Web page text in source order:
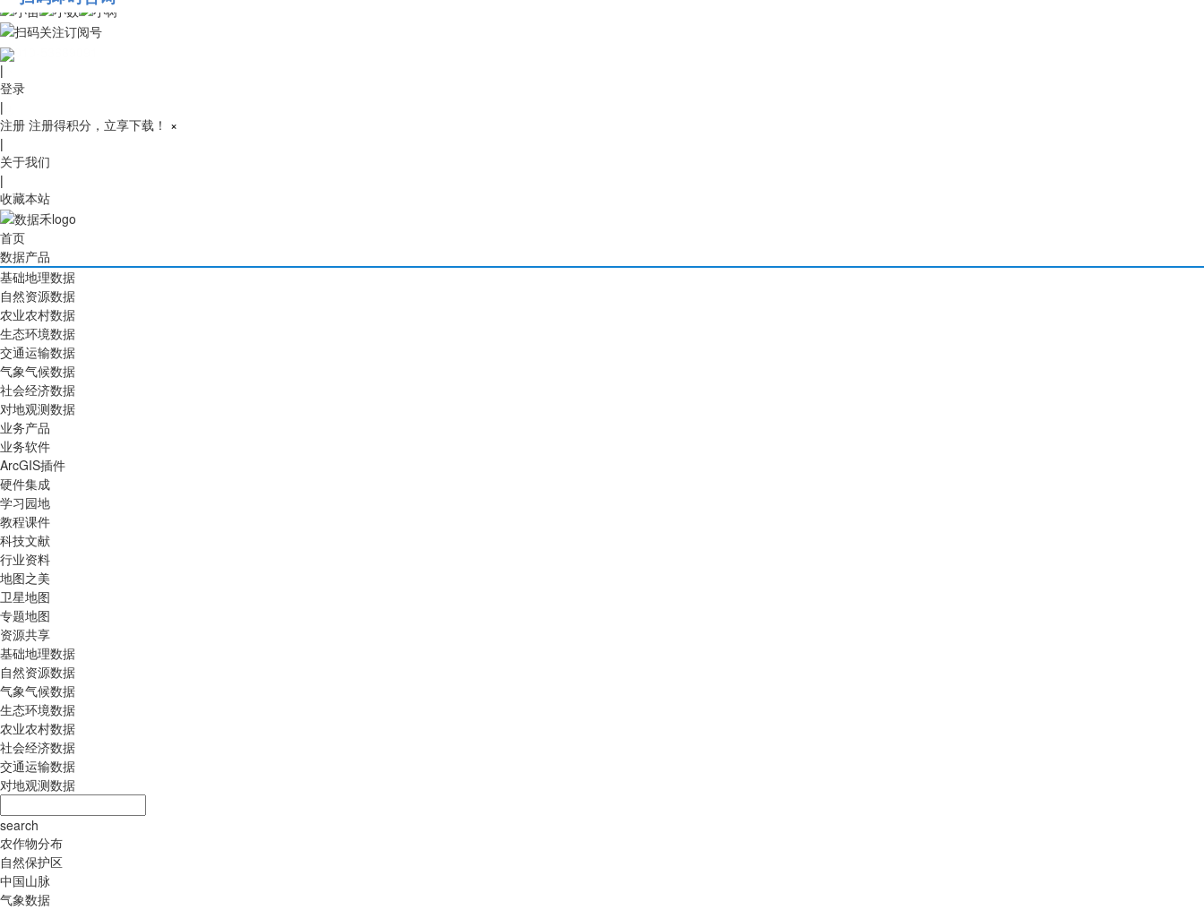
010-53689091
|
登录
|
注册 注册得积分，立享下载！ ×
|
关于我们
|
收藏本站
首页
数据产品
基础地理数据
自然资源数据
农业农村数据
生态环境数据
交通运输数据
气象气候数据
社会经济数据
对地观测数据
业务产品
业务软件
ArcGIS插件
硬件集成
学习园地
教程课件
科技文献
行业资料
地图之美
卫星地图
专题地图
资源共享
基础地理数据
自然资源数据
气象气候数据
生态环境数据
农业农村数据
社会经济数据
交通运输数据
对地观测数据
search
农作物分布
自然保护区
中国山脉
气象数据